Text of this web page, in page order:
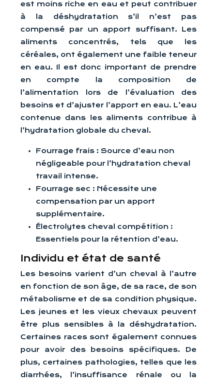
est moins riche en eau et peut contribuer
à la déshydratation s’il n’est pas
compensé par un apport suffisant. Les
aliments concentrés, tels que les
céréales, ont également une faible teneur
en eau. Il est donc important de prendre
en compte la composition de
l’alimentation lors de l’évaluation des
besoins et d’ajuster l’apport en eau. L’eau
contenue dans les aliments contribue à
l’hydratation globale du cheval.
Fourrage frais : Source d’eau non
négligeable pour l’hydratation cheval
travail intense.
Fourrage sec : Nécessite une
compensation par un apport
supplémentaire.
Électrolytes cheval compétition :
Essentiels pour la rétention d’eau.
Individu et état de santé
Les besoins varient d’un cheval à l’autre
en fonction de son âge, de sa race, de son
métabolisme et de sa condition physique.
Les jeunes et les vieux chevaux peuvent
être plus sensibles à la déshydratation.
Certaines races sont également connues
pour avoir des besoins spécifiques. De
plus, certaines pathologies, telles que les
diarrhées, l’insuffisance rénale ou la